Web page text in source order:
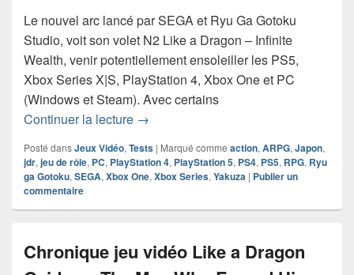
Le nouvel arc lancé par SEGA et Ryu Ga Gotoku
Studio, voit son volet N2 Like a Dragon – Infinite
Wealth, venir potentiellement ensoleiller les PS5,
Xbox Series X|S, PlayStation 4, Xbox One et PC
(Windows et Steam). Avec certains
Continuer la lecture Chronique jeu vidéo Like a Dragon –
→
Posté dansJeux Vidéo, Tests | Marqué comme action, ARPG, Japon,
jdr, jeu de rôle, PC, PlayStation 4, PlayStation 5, PS4, PS5, RPG, Ryu
ga Gotoku, SEGA, Xbox One, Xbox Series, Yakuza | Publier un
commentaire
Chronique jeu vidéo Like a Dragon